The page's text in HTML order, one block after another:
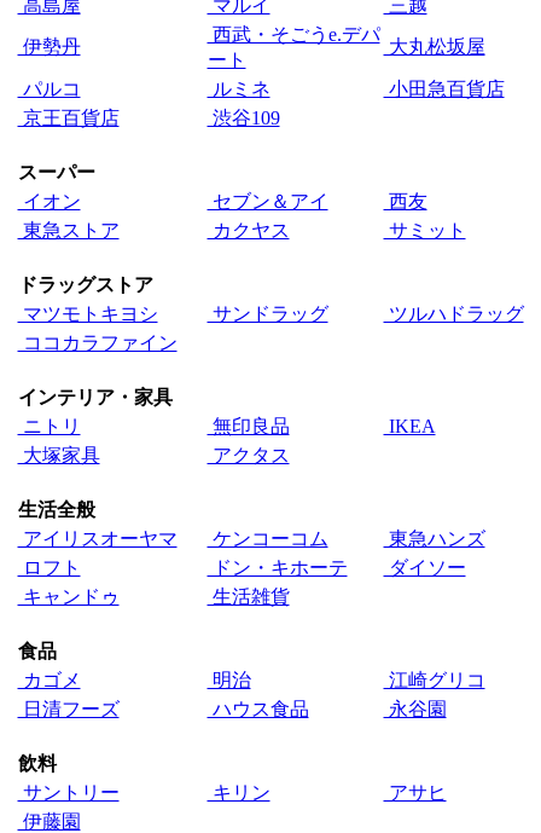
高島屋 マルイ
三越
伊勢丹
西武・そごうe.デパ
ート
大丸松坂屋
パルコ ルミネ
小田急百貨店
京王百貨店
渋谷109
スーパー
イオン
セブン＆アイ
西友
東急ストア
カクヤス サミット
ドラッグストア
マツモトキヨシ
サンドラッグ
ツルハドラッグ
ココカラファイン
インテリア・家具
ニトリ
無印良品
IKEA
大塚家具
アクタス
生活全般
アイリスオーヤマ
ケンコーコム
東急ハンズ
ロフト
ドン・キホーテ
ダイソー
キャンドゥ
生活雑貨
食品
カゴメ
明治
江崎グリコ
日清フーズ
ハウス食品 永谷園
飲料
サントリー
キリン
アサヒ
伊藤園